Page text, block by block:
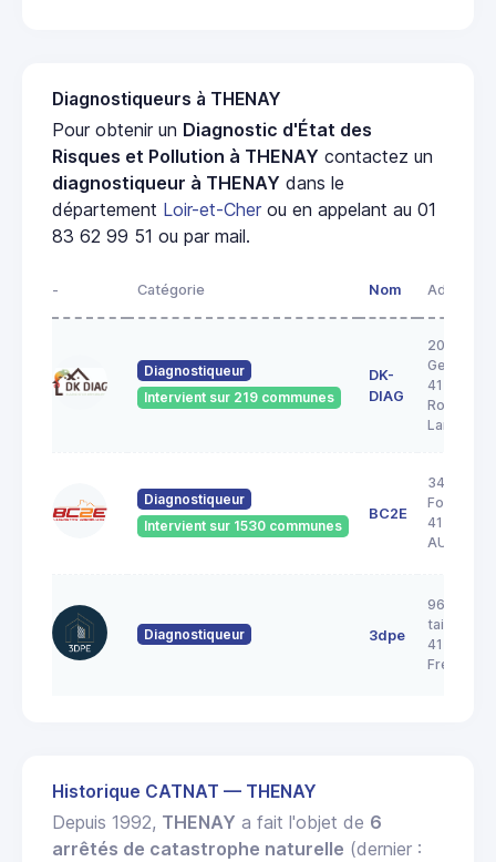
Diagnostiqueurs à THENAY
Pour obtenir un Diagnostic d'État des
Risques et Pollution à THENAY contactez un
diagnostiqueur à THENAY dans le
département Loir-et-Cher ou en appelant au 01
83 62 99 51 ou par mail.
- Catégorie Nom Adresse
Diagnostiqueur
Intervient sur 219 communes
DK-
DIAG
20A rue
George
41200
Lanthenay
Diagnostiqueur
Intervient sur 1530 communes
BC2E
34 Rue de
Forêt
41240
Diagnostiqueur 3dpe
96 rue de
taille
41700
Fresnes
Historique CATNAT — THENAY
Depuis 1992, THENAY a fait l'objet de 6
arrêtés de catastrophe naturelle (dernier :